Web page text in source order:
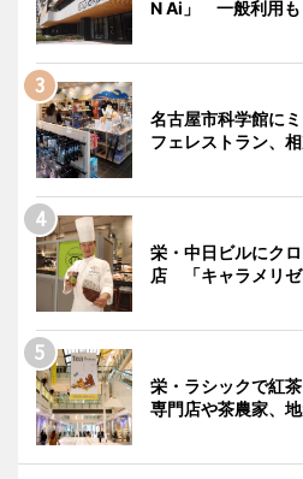
N Ai」 一般利用も
名古屋市科学館に
フェレストラン、
栄・中日ビルにク
店 「キャラメリ
栄・ラシックで紅
専門店や茶農家、